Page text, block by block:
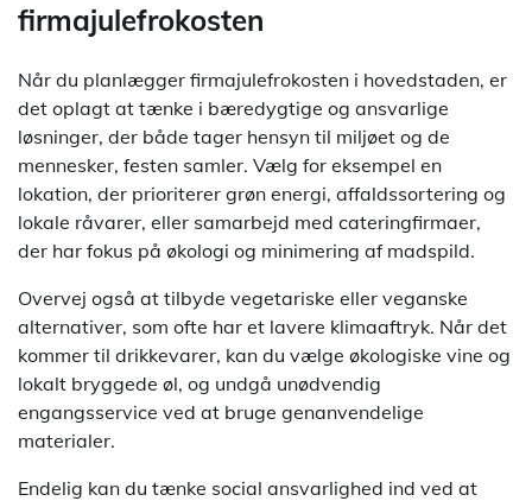
firmajulefrokosten
Når du planlægger firmajulefrokosten i hovedstaden, er
det oplagt at tænke i bæredygtige og ansvarlige
løsninger, der både tager hensyn til miljøet og de
mennesker, festen samler. Vælg for eksempel en
lokation, der prioriterer grøn energi, affaldssortering og
lokale råvarer, eller samarbejd med cateringfirmaer,
der har fokus på økologi og minimering af madspild.
Overvej også at tilbyde vegetariske eller veganske
alternativer, som ofte har et lavere klimaaftryk. Når det
kommer til drikkevarer, kan du vælge økologiske vine og
lokalt bryggede øl, og undgå unødvendig
engangsservice ved at bruge genanvendelige
materialer.
Endelig kan du tænke social ansvarlighed ind ved at